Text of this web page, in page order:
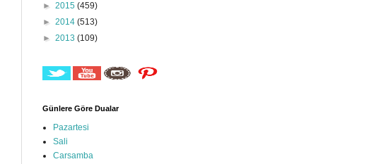
► 2015 (459)
► 2014 (513)
► 2013 (109)
Günlere Göre Dualar
Pazartesi
Sali
Carsamba